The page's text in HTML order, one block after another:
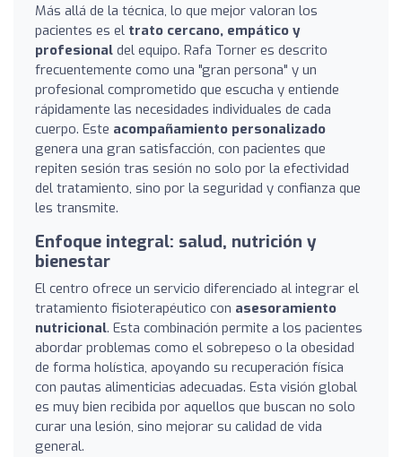
Más allá de la técnica, lo que mejor valoran los
pacientes es el trato cercano, empático y
profesional del equipo. Rafa Torner es descrito
frecuentemente como una "gran persona" y un
profesional comprometido que escucha y entiende
rápidamente las necesidades individuales de cada
cuerpo. Este acompañamiento personalizado
genera una gran satisfacción, con pacientes que
repiten sesión tras sesión no solo por la efectividad
del tratamiento, sino por la seguridad y confianza que
les transmite.
Enfoque integral: salud, nutrición y
bienestar
El centro ofrece un servicio diferenciado al integrar el
tratamiento fisioterapéutico con asesoramiento
nutricional. Esta combinación permite a los pacientes
abordar problemas como el sobrepeso o la obesidad
de forma holística, apoyando su recuperación física
con pautas alimenticias adecuadas. Esta visión global
es muy bien recibida por aquellos que buscan no solo
curar una lesión, sino mejorar su calidad de vida
general.